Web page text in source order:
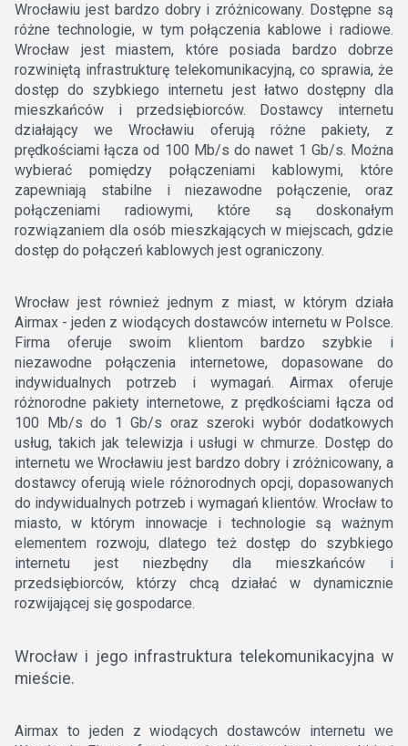
Wrocławiu jest bardzo dobry i zróżnicowany. Dostępne są
różne technologie, w tym połączenia kablowe i radiowe.
Wrocław jest miastem, które posiada bardzo dobrze
rozwiniętą infrastrukturę telekomunikacyjną, co sprawia, że
dostęp do szybkiego internetu jest łatwo dostępny dla
mieszkańców i przedsiębiorców. Dostawcy internetu
działający we Wrocławiu oferują różne pakiety, z
prędkościami łącza od 100 Mb/s do nawet 1 Gb/s. Można
wybierać pomiędzy połączeniami kablowymi, które
zapewniają stabilne i niezawodne połączenie, oraz
połączeniami radiowymi, które są doskonałym
rozwiązaniem dla osób mieszkających w miejscach, gdzie
dostęp do połączeń kablowych jest ograniczony.
Wrocław jest również jednym z miast, w którym działa
Airmax - jeden z wiodących dostawców internetu w Polsce.
Firma oferuje swoim klientom bardzo szybkie i
niezawodne połączenia internetowe, dopasowane do
indywidualnych potrzeb i wymagań. Airmax oferuje
różnorodne pakiety internetowe, z prędkościami łącza od
100 Mb/s do 1 Gb/s oraz szeroki wybór dodatkowych
usług, takich jak telewizja i usługi w chmurze. Dostęp do
internetu we Wrocławiu jest bardzo dobry i zróżnicowany, a
dostawcy oferują wiele różnorodnych opcji, dopasowanych
do indywidualnych potrzeb i wymagań klientów. Wrocław to
miasto, w którym innowacje i technologie są ważnym
elementem rozwoju, dlatego też dostęp do szybkiego
internetu jest niezbędny dla mieszkańców i
przedsiębiorców, którzy chcą działać w dynamicznie
rozwijającej się gospodarce.
Wrocław i jego infrastruktura telekomunikacyjna w
mieście.
Airmax to jeden z wiodących dostawców internetu we